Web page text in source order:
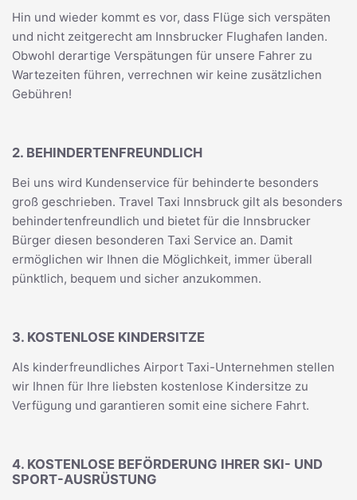
Hin und wieder kommt es vor, dass Flüge sich verspäten
und nicht zeitgerecht am Innsbrucker Flughafen landen.
Obwohl derartige Verspätungen für unsere Fahrer zu
Wartezeiten führen, verrechnen wir keine zusätzlichen
Gebühren!
2. BEHINDERTENFREUNDLICH
Bei uns wird Kundenservice für behinderte besonders
groß geschrieben. Travel Taxi Innsbruck gilt als besonders
behindertenfreundlich und bietet für die Innsbrucker
Bürger diesen besonderen Taxi Service an. Damit
ermöglichen wir Ihnen die Möglichkeit, immer überall
pünktlich, bequem und sicher anzukommen.
3. KOSTENLOSE KINDERSITZE
Als kinderfreundliches Airport Taxi-Unternehmen stellen
wir Ihnen für Ihre liebsten kostenlose Kindersitze zu
Verfügung und garantieren somit eine sichere Fahrt.
4. KOSTENLOSE BEFÖRDERUNG IHRER SKI- UND
SPORT-AUSRÜSTUNG